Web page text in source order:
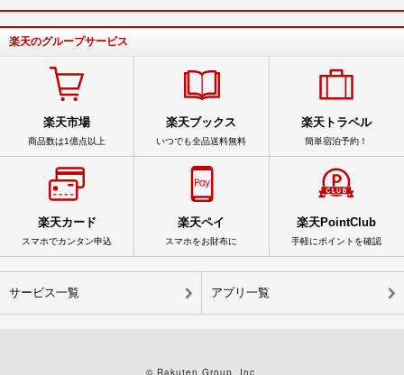
楽天のグループサービス
楽天市場
商品数は1億点以上
楽天ブックス
いつでも全品送料無料
楽天トラベル
簡単宿泊予約！
楽天カード
スマホでカンタン申込
楽天ペイ
スマホをお財布に
楽天PointClub
手軽にポイントを確認
サービス一覧 アプリ一覧
© Rakuten Group, Inc.